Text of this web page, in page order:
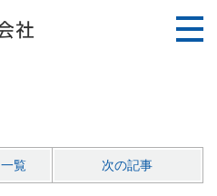
一覧 次の記事